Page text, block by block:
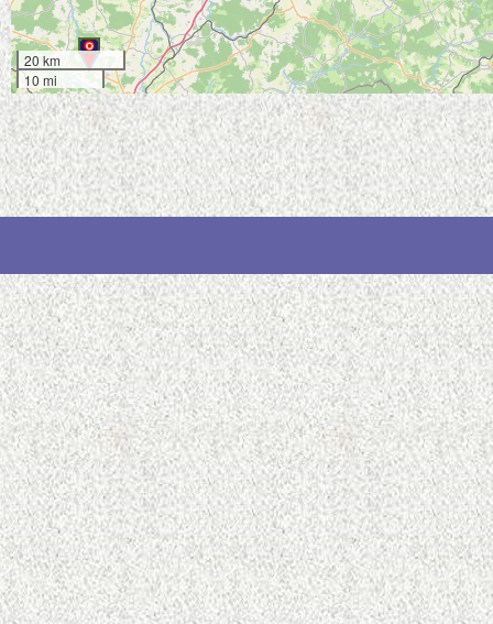
20 km
10 mi